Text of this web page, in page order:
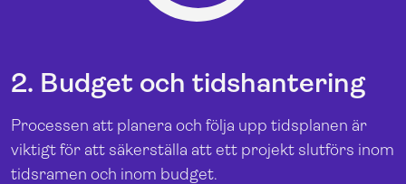
2. Budget och tidshantering
Processen att planera och följa upp tidsplanen är
viktigt för att säkerställa att ett projekt slutförs inom
tidsramen och inom budget.